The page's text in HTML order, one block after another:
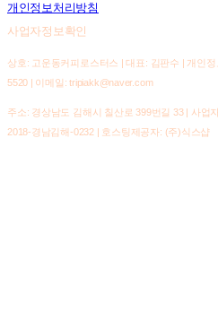
개인정보처리방침
사업자정보확인
상호: 고운동커피로스터스 | 대표: 김판수 | 개인
5520 | 이메일: tripiakk@naver.com
주소: 경상남도 김해시 칠산로 399번길 33 | 사업
2018-경남김해-0232| 호스팅제공자: (주)식스샵